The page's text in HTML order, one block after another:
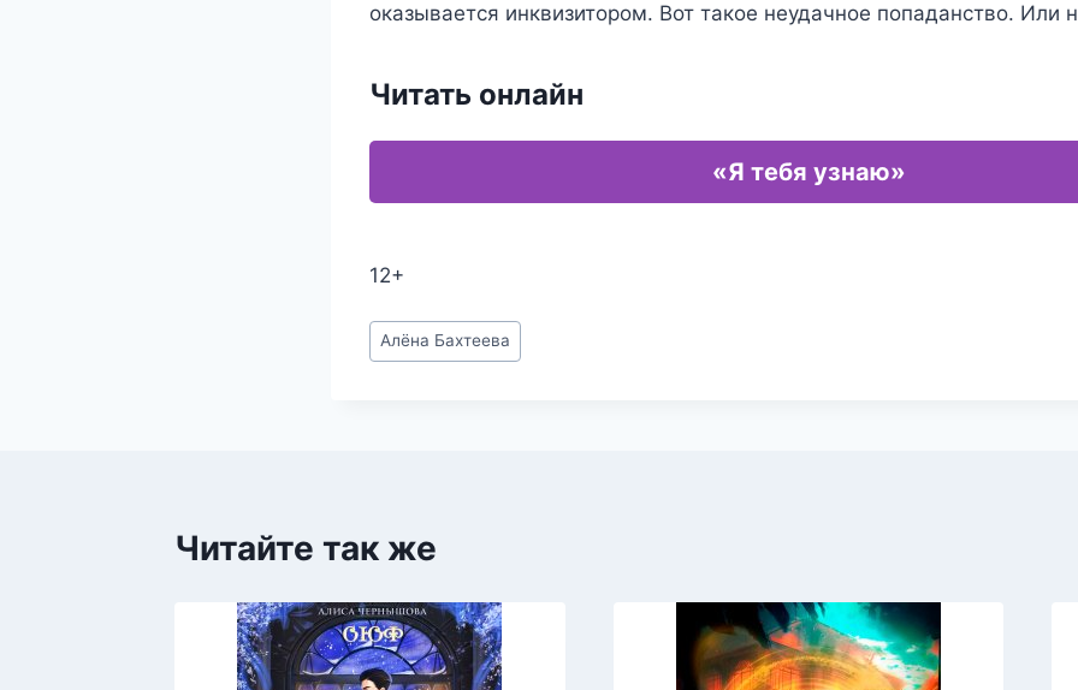
оказывается инквизитором. Вот такое неудачное попаданство. Или
Читать онлайн
«Я тебя узнаю»
12+
Метки
записи:
Алёна Бахтеева
Читайте так же